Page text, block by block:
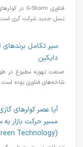
نسل جدید شرکت گری است
سیر تکامل برندهای
دایکین
صنعت تهویه مطبوع در
شاخه‌های فناوری بوده
آیا عصر کولرهای
مسیر حرکت بازار
(Green Technology)